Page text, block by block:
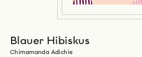
Blauer Hibiskus
Chimamanda Adichie